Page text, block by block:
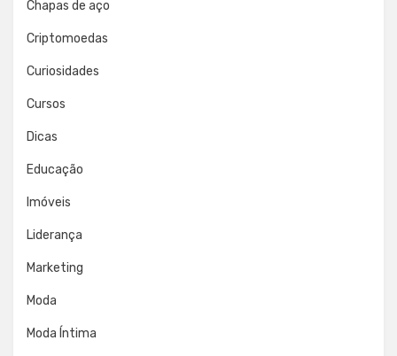
Chapas de aço
Criptomoedas
Curiosidades
Cursos
Dicas
Educação
Imóveis
Liderança
Marketing
Moda
Moda Íntima